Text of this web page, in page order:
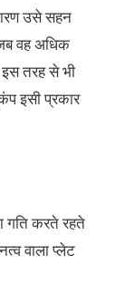
उसे सहन
वह अधिक
तरह से भी
इसी प्रकार
गति करते रहते
वाला प्लेट